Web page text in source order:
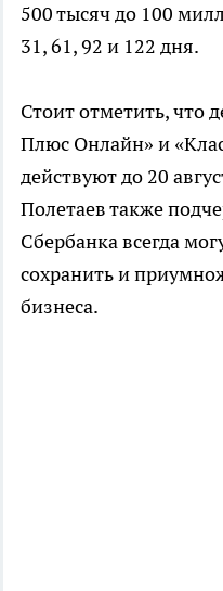
500 тысяч до 100
31, 61, 92 и 122 дня.
Стоит отметить, что
Плюс Онлайн» и
действуют до 20
Полетаев также
Сбербанка всегда
сохранить и
бизнеса.